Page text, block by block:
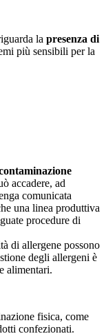
la presenza di
più sensibili per la
accadere, ad
comunicata
una linea produttiva
procedure di
di allergene possono
degli allergeni è
alimentari.
fisica, come
confezionati.